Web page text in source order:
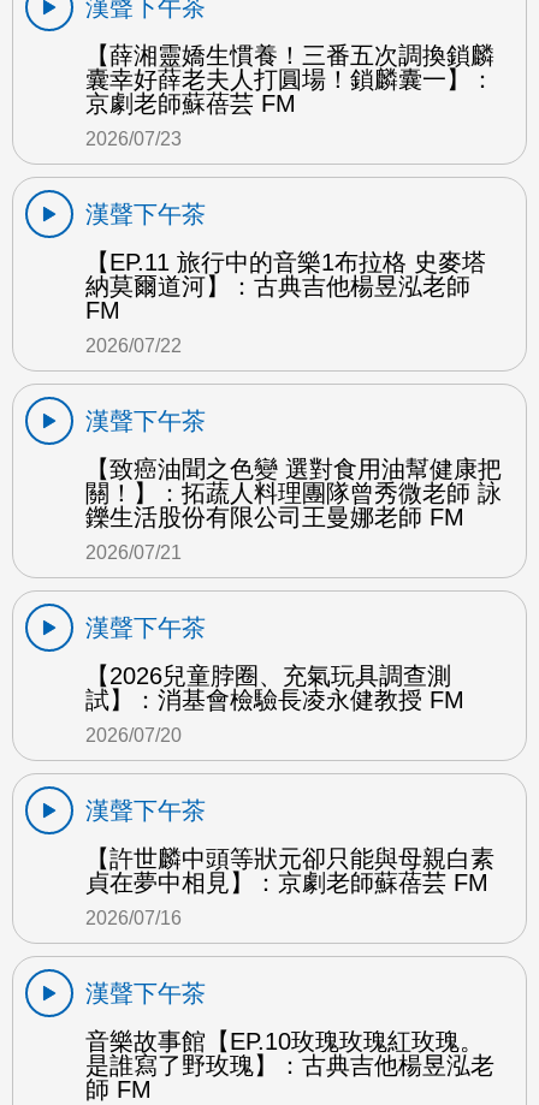
漢聲下午茶
【薛湘靈嬌生慣養！三番五次調換鎖麟
囊幸好薛老夫人打圓場！鎖麟囊一】：
京劇老師蘇蓓芸 FM
2026/07/23
漢聲下午茶
【EP.11 旅行中的音樂1布拉格 史麥塔
納莫爾道河】：古典吉他楊昱泓老師
FM
2026/07/22
漢聲下午茶
【致癌油聞之色變 選對食用油幫健康把
關！】：拓蔬人料理團隊曾秀微老師 詠
鑠生活股份有限公司王曼娜老師 FM
2026/07/21
漢聲下午茶
【2026兒童脖圈、充氣玩具調查測
試】：消基會檢驗長凌永健教授 FM
2026/07/20
漢聲下午茶
【許世麟中頭等狀元卻只能與母親白素
貞在夢中相見】：京劇老師蘇蓓芸 FM
2026/07/16
漢聲下午茶
音樂故事館【EP.10玫瑰玫瑰紅玫瑰。
是誰寫了野玫瑰】：古典吉他楊昱泓老
師 FM